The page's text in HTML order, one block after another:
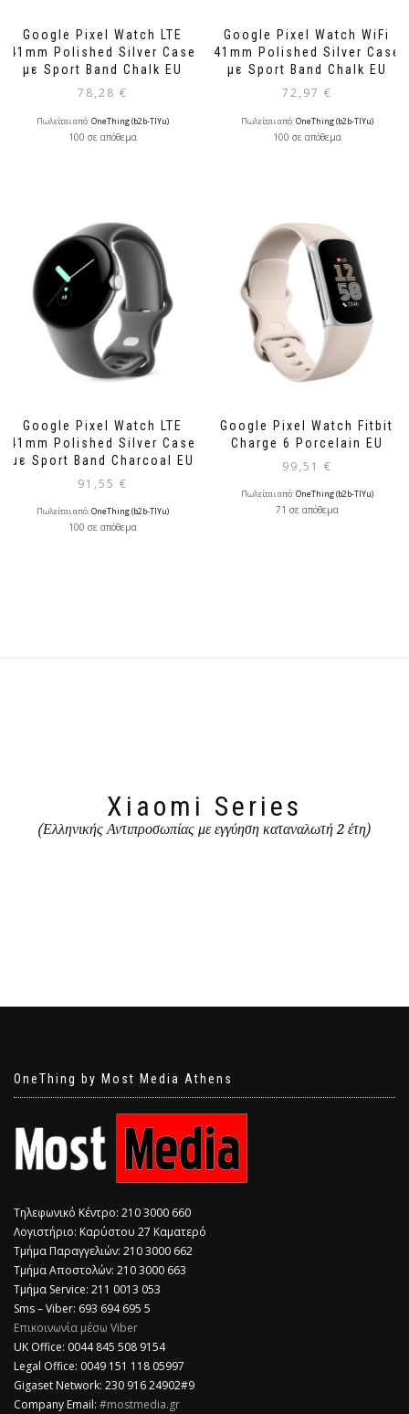
Google Pixel Watch LTE
41mm Polished Silver Case
με Sport Band Chalk EU
78,28 €
Πωλείται από:OneThing (b2b-TlYu)
100 σε απόθεμα
Google Pixel Watch WiFi
41mm Polished Silver Case
με Sport Band Chalk EU
72,97 €
Πωλείται από:OneThing (b2b-TlYu)
100 σε απόθεμα
Google Pixel Watch LTE
41mm Polished Silver Case
με Sport Band Charcoal EU
91,55 €
Πωλείται από:OneThing (b2b-TlYu)
100 σε απόθεμα
Google Pixel Watch Fitbit
Charge 6 Porcelain EU
99,51 €
Πωλείται από:OneThing (b2b-TlYu)
71 σε απόθεμα
Xiaomi Series
(Ελληνικής Αντιπροσωπίας με εγγύηση καταναλωτή 2 έτη)
OneThing by Most Media Athens
Τηλεφωνικό Κέντρο: 210 3000 660
Λογιστήριο: Καρύστου 27 Καματερό
Τμήμα Παραγγελιών: 210 3000 662
Τμήμα Αποστολών: 210 3000 663
Τμήμα Service: 211 0013 053
Sms – Viber: 693 694 695 5
Επικοινωνία μέσω Viber
​UK Office: 0044 845 508 9154
Legal Office: 0049 151 118 05997
Gigaset Network: 230 916 24902#9
Company Email: #mostmedia.gr